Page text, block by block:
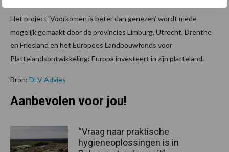
Het project ‘Voorkomen is beter dan genezen’ wordt mede
mogelijk gemaakt door de provincies Limburg, Utrecht, Drenthe
en Friesland en het Europees Landbouwfonds voor
Plattelandsontwikkeling: Europa investeert in zijn platteland.
Bron: DLV Advies
Aanbevolen voor jou!
“Vraag naar praktische
hygieneoplossingen is in